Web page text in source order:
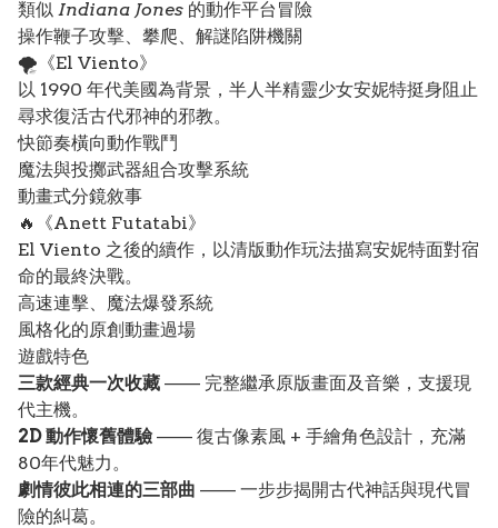
類似 Indiana Jones 的動作平台冒險
操作鞭子攻擊、攀爬、解謎陷阱機關
🌪️《El Viento》
以 1990 年代美國為背景，半人半精靈少女安妮特挺身阻止
尋求復活古代邪神的邪教。
快節奏橫向動作戰鬥
魔法與投擲武器組合攻擊系統
動畫式分鏡敘事
🔥《Anett Futatabi》
El Viento 之後的續作，以清版動作玩法描寫安妮特面對宿
命的最終決戰。
高速連擊、魔法爆發系統
風格化的原創動畫過場
遊戲特色
三款經典一次收藏 —— 完整繼承原版畫面及音樂，支援現
代主機。
2D 動作懷舊體驗 —— 復古像素風 + 手繪角色設計，充滿
80年代魅力。
劇情彼此相連的三部曲 —— 一步步揭開古代神話與現代冒
險的糾葛。